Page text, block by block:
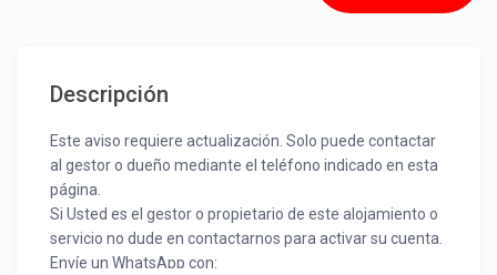
Descripción
Este aviso requiere actualización. Solo puede contactar
al gestor o dueño mediante el teléfono indicado en esta
página.
Si Usted es el gestor o propietario de este alojamiento o
servicio no dude en contactarnos para activar su cuenta.
Envíe un WhatsApp con: